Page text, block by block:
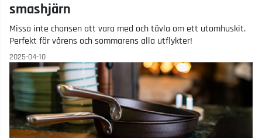
smashjärn
Missa inte chansen att vara med och tävla om ett utomhuskit.
Perfekt för vårens och sommarens alla utflykter!
2025-04-10